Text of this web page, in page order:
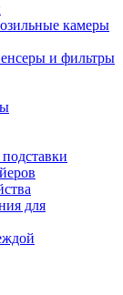
камеры
и фильтры
для